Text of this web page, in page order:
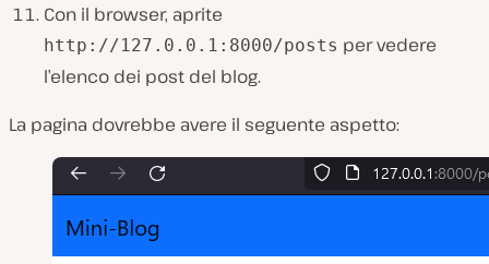
Con il browser, aprite
http://127.0.0.1:8000/posts per vedere
l’elenco dei post del blog.
La pagina dovrebbe avere il seguente aspetto: